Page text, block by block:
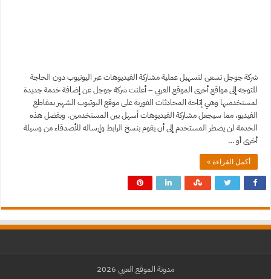
شركة جوجل تسعى لتسهيل عملية مشاركة الفيديوهات عبر اليوتيوب دون الحاجة
للتوجه إلى مواقع أخرى الموقع العربي – أعلنت شركة جوجل عن إضافة خدمة جديدة
لمستخدميها وهي إتاحة المحادثات الفورية على موقع اليوتيوب الشهير بمقاطع
الفيديو، مما سيجعل مشاركة الفيديوهات أسهل بين المستخدمين. وبفضل هذه
الخدمة لن يضطر المستخدم إلى أن يقوم بنسخ الرابط وإرساله للأصدقاء من وسيلة
أخرى أو …
أكمل القراءة »
مدونة الموقع العربي 2026